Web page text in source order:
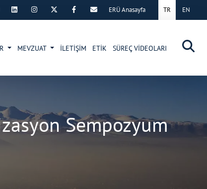
×
TR EN
ERÜ Anasayfa
MEVZUAT İLETİŞİM ETİK SÜREÇ VİDEOLARI
Sempozyum